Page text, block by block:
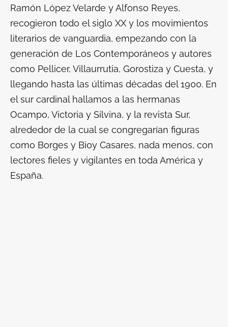
Ramón López Velarde y Alfonso Reyes,
recogieron todo el siglo XX y los movimientos
literarios de vanguardia, empezando con la
generación de Los Contemporáneos y autores
como Pellicer, Villaurrutia, Gorostiza y Cuesta, y
llegando hasta las últimas décadas del 1900. En
el sur cardinal hallamos a las hermanas
Ocampo, Victoria y Silvina, y la revista Sur,
alrededor de la cual se congregarían figuras
como Borges y Bioy Casares, nada menos, con
lectores fieles y vigilantes en toda América y
España.